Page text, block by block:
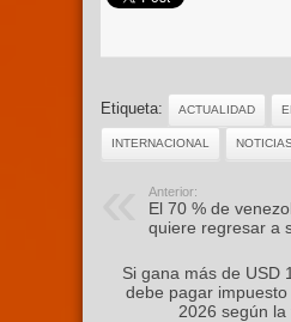
Etiqueta: ACTUALIDAD
INTERNACIONAL NOTICIAS
Anterior:
El 70 % de
quiere regresar a
Si gana más de USD
debe pagar
2026 según la